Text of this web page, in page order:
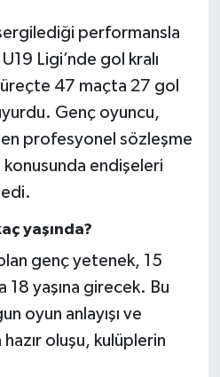
performansla
Ligi’nde gol kralı
47 maçta 27 gol
Genç oyuncu,
profesyonel sözleşme
endişeleri
yaşında?
genç yetenek, 15
18 yaşına girecek. Bu
oyun anlayışı ve
oluşu, kulüplerin